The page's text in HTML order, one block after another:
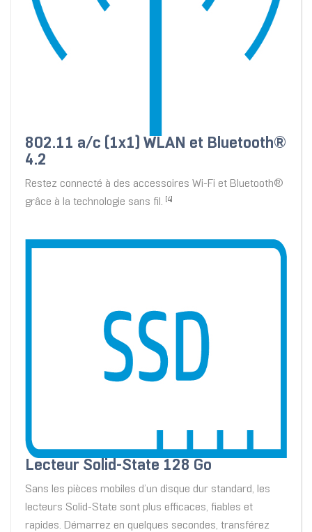
802.11 a/c (1x1) WLAN et Bluetooth®
4.2
Restez connecté à des accessoires Wi-Fi et Bluetooth®
grâce à la technologie sans fil.
[4]
Lecteur Solid-State 128 Go
Sans les pièces mobiles d’un disque dur standard, les
lecteurs Solid-State sont plus efficaces, fiables et
rapides. Démarrez en quelques secondes, transférez